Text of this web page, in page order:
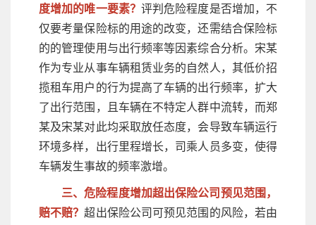
度增加的唯一要素？ 评判危险程度是否增加，不
仅要考量保险标的用途的改变，还需结合保险标
的的管理使用与出行频率等因素综合分析。宋某
作为专业从事车辆租赁业务的自然人，其低价招
揽租车用户的行为提高了车辆的出行频率，扩大
了出行范围，且车辆在不特定人群中流转，而郑
某及宋某对此均采取放任态度，会导致车辆运行
环境多样，出行里程增长，司乘人员多变，使得
车辆发生事故的频率激增。
三、危险程度增加超出保险公司预见范围，
赔不赔？超出保险公司可预见范围的风险，若由